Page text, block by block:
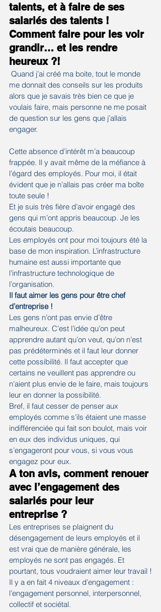
talents, et à faire de ses
salariés des talents !
Comment faire pour les voir
grandir… et les rendre
heureux ?!
Quand j’ai créé ma boite, tout le monde
me donnait des conseils sur les produits
alors que je savais très bien ce que je
voulais faire, mais personne ne me posait
de question sur les gens que j’allais
engager.
Cette absence d’intérêt m’a beaucoup
frappée. Il y avait même de la méfiance à
l’égard des employés. Pour moi, il était
évident que je n’allais pas créer ma boîte
toute seule !
Et je suis très fière d’avoir engagé des
gens qui m’ont appris beaucoup. Je les
écoutais beaucoup.
Les employés ont pour moi toujours été la
base de mon inspiration. L’infrastructure
humaine est aussi importante que
l’infrastructure technologique de
l’organisation.
Il faut aimer les gens pour être chef
d’entreprise !
Les gens n’ont pas envie d’être
malheureux. C’est l’idée qu’on peut
apprendre autant qu’on veut, qu’on n’est
pas prédéterminés et il faut leur donner
cette possibilité. Il faut accepter que
certains ne veuillent pas apprendre ou
n’aient plus envie de le faire, mais toujours
leur en donner la possibilité.
Bref, il faut cesser de penser aux
employés comme s’ils étaient une masse
indifférenciée qui fait son boulot, mais voir
en eux des individus uniques, qui
s’engageront pour vous, si vous vous
engagez pour eux.
A ton avis, comment renouer
avec l’engagement des
salariés pour leur
entreprise ?
Les entreprises se plaignent du
désengagement de leurs employés et il
est vrai que de manière générale, les
employés ne sont pas engagés. Et
pourtant, tous voudraient aimer leur travail !
Il y a en fait 4 niveaux d’engagement :
l’engagement personnel, interpersonnel,
collectif et sociétal.